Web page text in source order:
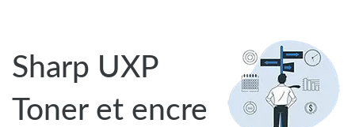
Sharp UXP
Toner et encre